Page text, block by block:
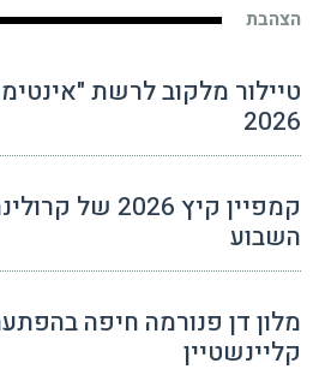
הצהבת
טיילור מלקוב לרשת
2026
קמפיין קיץ
השבוע
מלון דן פנורמה חיפה
קליינשטיין